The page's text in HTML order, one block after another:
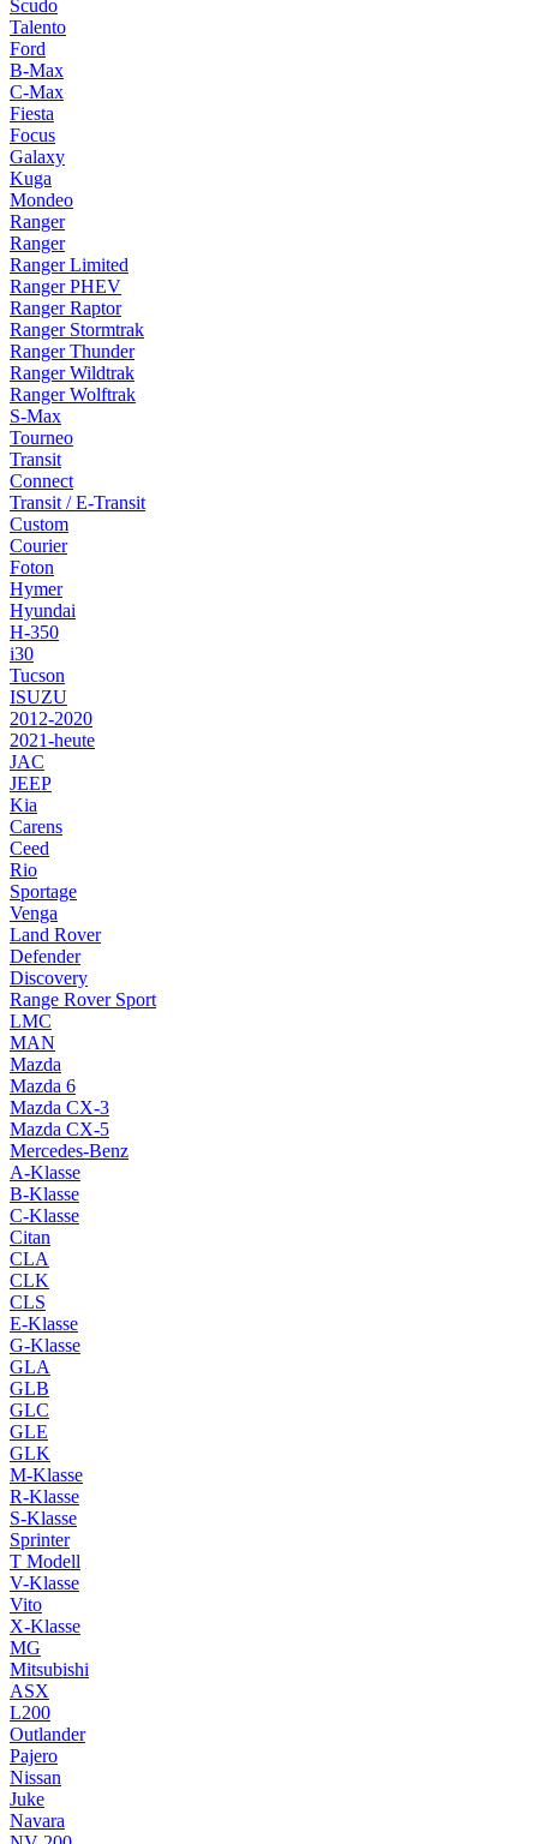
Scudo
Talento
Ford
B-Max
C-Max
Fiesta
Focus
Galaxy
Kuga
Mondeo
Ranger
Ranger
Ranger Limited
Ranger PHEV
Ranger Raptor
Ranger Stormtrak
Ranger Thunder
Ranger Wildtrak
Ranger Wolftrak
S-Max
Tourneo
Transit
Connect
Transit / E-Transit
Custom
Courier
Foton
Hymer
Hyundai
H-350
i30
Tucson
ISUZU
2012-2020
2021-heute
JAC
JEEP
Kia
Carens
Ceed
Rio
Sportage
Venga
Land Rover
Defender
Discovery
Range Rover Sport
LMC
MAN
Mazda
Mazda 6
Mazda CX-3
Mazda CX-5
Mercedes-Benz
A-Klasse
B-Klasse
C-Klasse
Citan
CLA
CLK
CLS
E-Klasse
G-Klasse
GLA
GLB
GLC
GLE
GLK
M-Klasse
R-Klasse
S-Klasse
Sprinter
T Modell
V-Klasse
Vito
X-Klasse
MG
Mitsubishi
ASX
L200
Outlander
Pajero
Nissan
Juke
Navara